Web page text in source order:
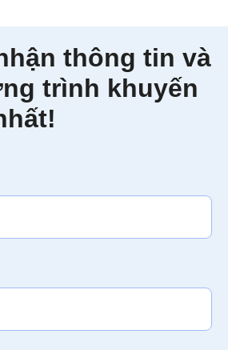
thông tin và
trình khuyến